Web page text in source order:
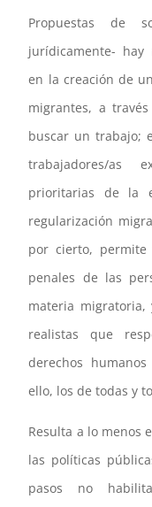
Propuestas de
jurídicamente- hay
en la creación de
migrantes, a
buscar un trabajo;
trabajadores/as
prioritarias de la
regularización
por cierto, permite
penales de las
materia
realistas que
derechos
ello, los de todas y
Resulta a lo menos
las políticas
pasos no